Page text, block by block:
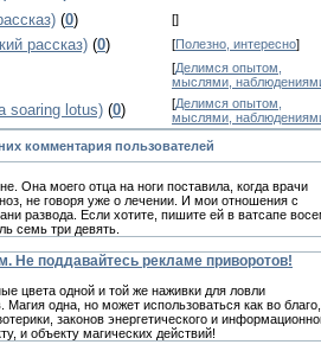
(0) []
рассказ) (0) [Полезно, интересно]
[Делимся опытом,
мыслями,
soaring lotus) (0) [Делимся опытом,
мыслями,
комментария пользователей
Она моего отца на ноги поставила, когда врачи
не говоря уже о лечении. И мои отношения с
рaзвода. Если хотите, пишите ей в вaтсапe
сeмь три дeвять.
Не поддавайтесь рекламе приворотов!
цвета одной и той же наживки для ловли
одна, но может использоваться как во благо,
законов энергетического и
и объекту магических действий!